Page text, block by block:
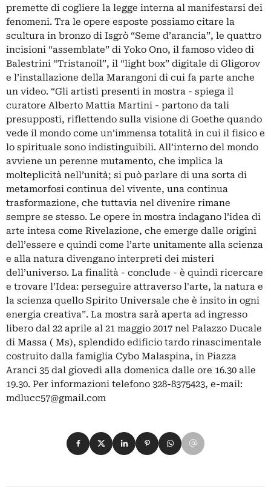
premette di cogliere la legge interna al manifestarsi dei
fenomeni. Tra le opere esposte possiamo citare la
scultura in bronzo di Isgrò “Seme d’arancia”, le quattro
incisioni “assemblate” di Yoko Ono, il famoso video di
Balestrini “Tristanoil”, il “light box” digitale di Gligorov
e l’installazione della Marangoni di cui fa parte anche
un video. “Gli artisti presenti in mostra - spiega il
curatore Alberto Mattia Martini - partono da tali
presupposti, riflettendo sulla visione di Goethe quando
vede il mondo come un’immensa totalità in cui il fisico e
lo spirituale sono indistinguibili. All’interno del mondo
avviene un perenne mutamento, che implica la
molteplicità nell’unità; si può parlare di una sorta di
metamorfosi continua del vivente, una continua
trasformazione, che tuttavia nel divenire rimane
sempre se stesso. Le opere in mostra indagano l’idea di
arte intesa come Rivelazione, che emerge dalle origini
dell’essere e quindi come l’arte unitamente alla scienza
e alla natura divengano interpreti dei misteri
dell’universo. La finalità - conclude - è quindi ricercare
e trovare l’Idea: perseguire attraverso l'arte, la natura e
la scienza quello Spirito Universale che è insito in ogni
energia creativa”. La mostra sarà aperta ad ingresso
libero dal 22 aprile al 21 maggio 2017 nel Palazzo Ducale
di Massa ( Ms), splendido edificio tardo rinascimentale
costruito dalla famiglia Cybo Malaspina, in Piazza
Aranci 35 dal giovedì alla domenica dalle ore 16.30 alle
19.30. Per informazioni telefono 328-8375423, e-mail:
mdlucc57@gmail.com
Condividi su Facebook
Condividi su X
Condividi su LinkedIn
Condividi su Pinterest
Condividi su WhatsApp
Condividi su Email